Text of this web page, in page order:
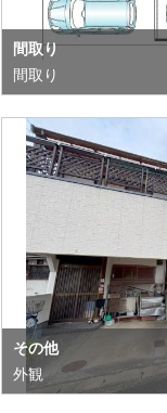
間取り
間取り
その他
外観